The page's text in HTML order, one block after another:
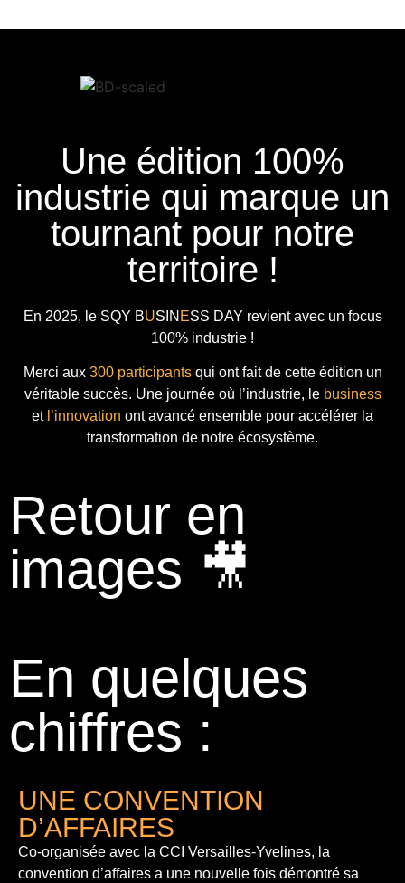
Une édition 100%
industrie qui marque un
tournant pour notre
territoire !
En 2025, le SQY BUSIN ESS DAY revient avec un focus
100% industrie !
Merci aux 300 participantsqui ont fait de cette édition un
véritable succès. Une journée où l’industrie, le business
et l’innovation ont avancé ensemble pour accélérer la
transformation de notre écosystème.
Retour en
images 🎥
En quelques
chiffres :
UNE CONVENTION
D’AFFAIRES
Co-organisée avec la CCI Versailles-Yvelines, la
convention d’affaires a une nouvelle fois démontré sa